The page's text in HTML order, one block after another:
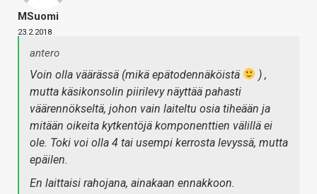
MSuomi
23.2.2018
antero
Voin olla väärässä (mikä epätodennäköistä
) ,
mutta käsikonsolin piirilevy näyttää pahasti
väärennökseltä, johon vain laiteltu osia tiheään ja
mitään oikeita kytkentöjä komponenttien välillä ei
ole. Toki voi olla 4 tai usempi kerrosta levyssä, mutta
epäilen.
En laittaisi rahojana, ainakaan ennakkoon.